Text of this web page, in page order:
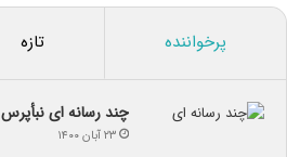
پرخواننده تازه
چند رسانه ای نبأپرس
۲۳ آبان ۱۴۰۰